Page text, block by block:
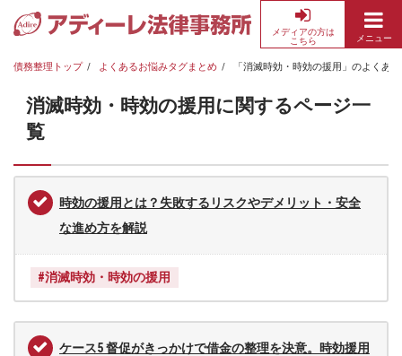
務
理・
返
料
メディアの方は
こちら
メニュー
債務整理トップ よくあるお悩みタグまとめ 「消滅時効・時効の援用」のよくあ
消滅時効・時効の援用に関するページ一
覧
時効の援用とは？失敗するリスクやデメリット・安全
な進め方を解説
#消滅時効・時効の援用
ケース5 督促がきっかけで借金の整理を決意。時効援用